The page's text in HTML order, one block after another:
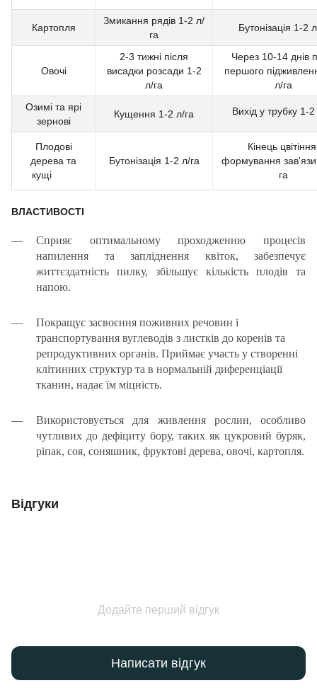
Картопля
Змикання рядів 1-2 л/
га
Бутонізація 1-2
Овочі
2-3 тижні після
висадки розсади 1-2
л/га
Через 10-14 днів
першого
л/га
Озимі та ярі
зернові
Кущення 1-2 л/га Вихід у трубку 1-2
Плодові
дерева та
кущі
Бутонізація 1-2 л/га
Кінець
формування
га
ВЛАСТИВОСТІ
Сприяє оптимальному проходженню процесів
напилення та запліднення квіток, забезпечує
життєздатність пилку, збільшує кількість плодів та
напою.
Покращує засвоєння поживних речовин і
транспортування вуглеводів з листків до коренів та
репродуктивних органів. Приймає участь у створенні
клітинних структур та в нормальній диференціації
тканин, надає їм міцність.
Використовується для живлення рослин, особливо
чутливих до дефіциту бору, таких як цукровий буряк,
ріпак, соя, соняшник, фруктові дерева, овочі, картопля.
Відгуки
Додайте перший відгук
Написати відгук